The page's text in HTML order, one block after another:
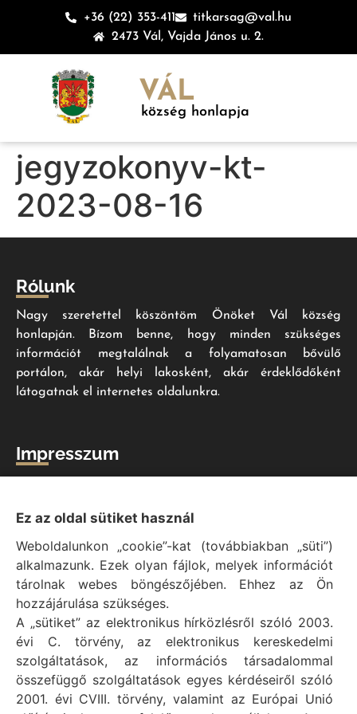
+36 (22) 353-411
titkarsag@val.hu
2473 Vál, Vajda János u. 2.
VÁL
község honlapja
jegyzokonyv-kt-
2023-08-16
Rólunk
Nagy szeretettel köszöntöm Önöket Vál község
honlapján. Bízom benne, hogy minden szükséges
információt megtalálnak a folyamatosan bővülő
portálon, akár helyi lakosként, akár érdeklődőként
látogatnak el internetes oldalunkra.
Impresszum
Vál Község Önkormányzat © 1996 - 2020
Adatvédelmi tájékoztató
Felelős: Bechtold Tamás polgármester
Cím: H-2473 Vál, Vajda János utca 2.
Telefon: +36 (22) 353-411
E-mail: polgarmester@val.hu
Elérhetőségek
Ez az oldal sütiket használ
Weboldalunkon „cookie”-kat (továbbiakban „süti”)
alkalmazunk. Ezek olyan fájlok, melyek információt
tárolnak webes böngészőjében. Ehhez az Ön
hozzájárulása szükséges.
A „sütiket” az elektronikus hírközlésről szóló 2003.
évi C. törvény, az elektronikus kereskedelmi
szolgáltatások, az információs társadalommal
összefüggő szolgáltatások egyes kérdéseiről szóló
2001. évi CVIII. törvény, valamint az Európai Unió